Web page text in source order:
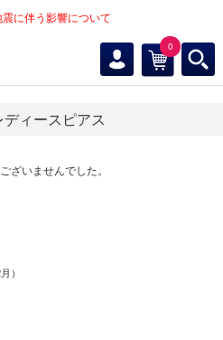
に伴う影響について
0
ィースピアス
ざいませんでした。
）